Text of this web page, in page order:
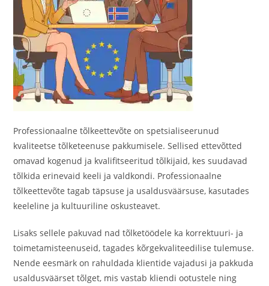
Professionaalne tõlkeettevõte on spetsialiseerunud
kvaliteetse tõlketeenuse pakkumisele. Sellised ettevõtted
omavad kogenud ja kvalifitseeritud tõlkijaid, kes suudavad
tõlkida erinevaid keeli ja valdkondi. Professionaalne
tõlkeettevõte tagab täpsuse ja usaldusväärsuse, kasutades
keeleline ja kultuuriline oskusteavet.
Lisaks sellele pakuvad nad tõlketöödele ka korrektuuri- ja
toimetamisteenuseid, tagades kõrgekvaliteedilise tulemuse.
Nende eesmärk on rahuldada klientide vajadusi ja pakkuda
usaldusväärset tõlget, mis vastab kliendi ootustele ning